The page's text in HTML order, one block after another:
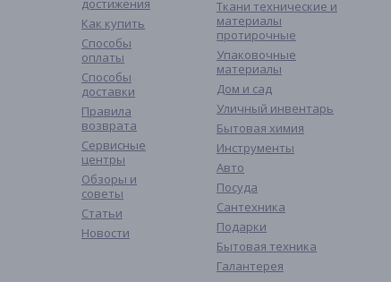
достижения
Как купить
Способы
оплаты
Способы
доставки
Правила
возврата
Сервисные
центры
Обзоры и
советы
Статьи
Новости
Ткани технические и
материалы
протирочные
Упаковочные
материалы
Дом и сад
Уличный инвентарь
Бытовая химия
Инструменты
Авто
Посуда
Сантехника
Подарки
Бытовая техника
Галантерея